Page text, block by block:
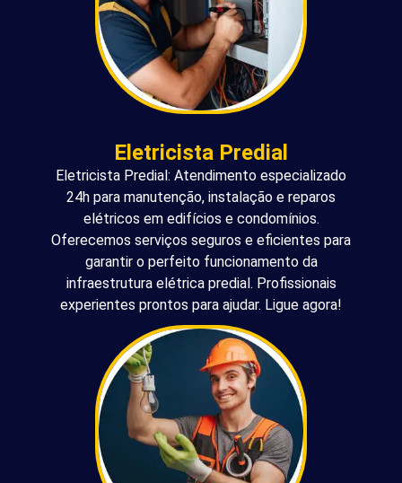
Eletricista Predial
Eletricista Predial: Atendimento especializado
24h para manutenção, instalação e reparos
elétricos em edifícios e condomínios.
Oferecemos serviços seguros e eficientes para
garantir o perfeito funcionamento da
infraestrutura elétrica predial. Profissionais
experientes prontos para ajudar. Ligue agora!